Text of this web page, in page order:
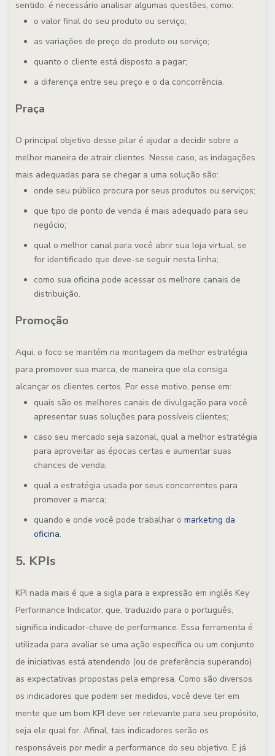
sentido, é necessário analisar algumas questões, como:
o valor final do seu produto ou serviço;
as variações de preço do produto ou serviço;
quanto o cliente está disposto a pagar;
a diferença entre seu preço e o da concorrência.
Praça
O principal objetivo desse pilar é ajudar a decidir sobre a
melhor maneira de atrair clientes. Nesse caso, as indagações
mais adequadas para se chegar a uma solução são:
onde seu público procura por seus produtos ou serviços;
que tipo de ponto de venda é mais adequado para seu
negócio;
qual o melhor canal para você abrir sua loja virtual, se
for identificado que deve-se seguir nesta linha;
como sua oficina pode acessar os melhore canais de
distribuição.
Promoção
Aqui, o foco se mantém na montagem da melhor estratégia
para promover sua marca, de maneira que ela consiga
alcançar os clientes certos. Por esse motivo, pense em:
quais são os melhores canais de divulgação para você
apresentar suas soluções para possíveis clientes;
caso seu mercado seja sazonal, qual a melhor estratégia
para aproveitar as épocas certas e aumentar suas
chances de venda;
qual a estratégia usada por seus concorrentes para
promover a marca;
quando e onde você pode trabalhar o marketing da
oficina.
5. KPIs
KPI nada mais é que a sigla para a expressão em inglês Key
Performance Indicator, que, traduzido para o português,
significa indicador-chave de performance. Essa ferramenta é
utilizada para avaliar se uma ação específica ou um conjunto
de iniciativas está atendendo (ou de preferência superando)
as expectativas propostas pela empresa. Como são diversos
os indicadores que podem ser medidos, você deve ter em
mente que um bom KPI deve ser relevante para seu propósito,
seja ele qual for. Afinal, tais indicadores serão os
responsáveis por medir a performance do seu objetivo. E já